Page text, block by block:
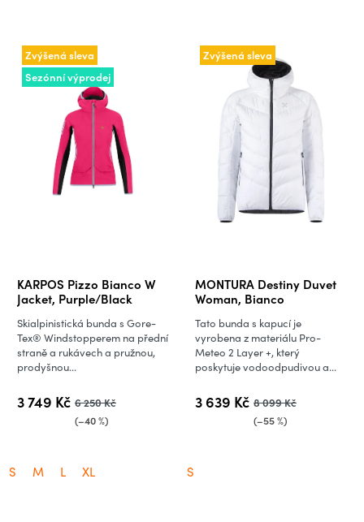
Zvýšená sleva
Sezónní výprodej
KARPOS Pizzo Bianco W
Jacket, Purple/Black
3 749 Kč 6 250 Kč
(–40 %)
Skialpinistická bunda s Gore-
Tex® Windstopperem na přední
straně a rukávech a pružnou,
prodyšnou...
S M L XL
Zvýšená sleva
MONTURA Destiny Duvet
Woman, Bianco
3 639 Kč 8 099 Kč
(–55 %)
Tato bunda s kapucí je
vyrobena z materiálu Pro-
Meteo 2 Layer +, který
poskytuje vodoodpudivou a...
S